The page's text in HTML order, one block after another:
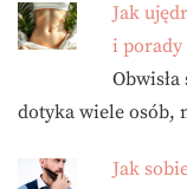
Jak
i porady
dotyka wiele osób,
Jak